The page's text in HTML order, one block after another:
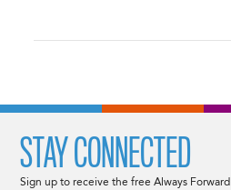
STAY CONNECTED
Sign up to receive the free Always